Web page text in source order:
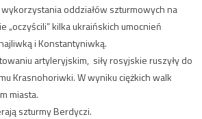
oddziałów szturmowych na
„oczyścili” kilka ukraińskich umocnień
i Konstantyniwką.
artyleryjskim, siły rosyjskie ruszyły do
Krasnohoriwki. W wyniku ciężkich walk
miasta.
szturmy Berdyczi.